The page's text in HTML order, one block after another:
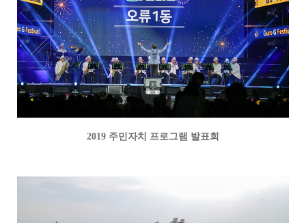
2019 주민자치 프로그램 발표회